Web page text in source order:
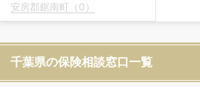
安房郡鋸南町（0）
千葉県の保険相談窓口一覧